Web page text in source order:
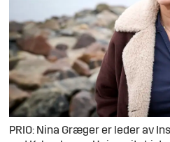
PRIO: Nina Græger er leder av